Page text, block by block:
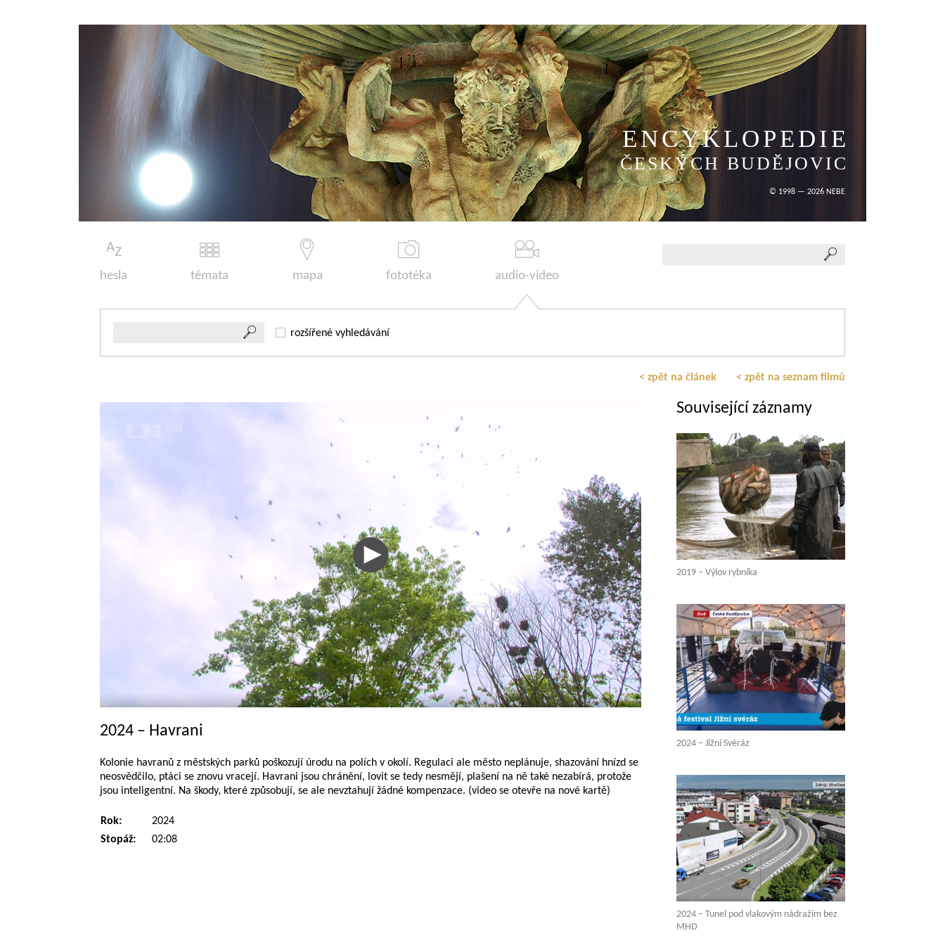
ENCYKLOPEDIE
ČESKÝCH BUDĚJOVIC
© 1998 — 2026 NEBE
hesla témata mapa fototéka audio-video
rozšířené vyhledávání
< zpět na článek < zpět na seznam filmů
2024 – Havrani
Kolonie havranů z městských parků poškozují úrodu na polích v okolí. Regulaci ale město neplánuje, shazování hnízd se
neosvědčilo, ptáci se znovu vracejí. Havrani jsou chránění, lovit se tedy nesmějí, plašení na ně také nezabírá, protože
jsou inteligentní. Na škody, které způsobují, se ale nevztahují žádné kompenzace. (video se otevře na nové kartě)
Rok:
2024
Stopáž:
02:08
Související záznamy
2019 – Výlov rybníka
2024 – Jižní Svéráz
2024 – Tunel pod vlakovým nádražím bez
MHD